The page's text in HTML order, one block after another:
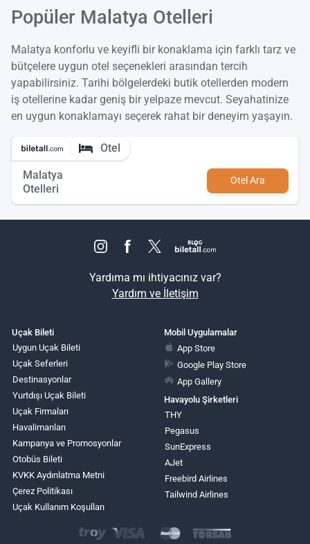
Popüler Malatya Otelleri
Malatya konforlu ve keyifli bir konaklama için farklı tarz ve
bütçelere uygun otel seçenekleri arasından tercih
yapabilirsiniz. Tarihi bölgelerdeki butik otellerden modern
iş otellerine kadar geniş bir yelpaze mevcut. Seyahatinize
en uygun konaklamayı seçerek rahat bir deneyim yaşayın.
Otel
Malatya
Otelleri
Otel Ara
Yardıma mı ihtiyacınız var?
Yardım ve İletişim
Uçak Bileti
Uygun Uçak Bileti
Uçak Seferleri
Destinasyonlar
Yurtdışı Uçak Bileti
Uçak Firmaları
Havalimanları
Kampanya ve Promosyonlar
Otobüs Bileti
KVKK Aydınlatma Metni
Çerez Politikası
Uçak Kullanım Koşulları
Mobil Uygulamalar
App Store
Google Play Store
App Gallery
Havayolu Şirketleri
THY
Pegasus
SunExpress
AJet
Freebird Airlines
Tailwind Airlines